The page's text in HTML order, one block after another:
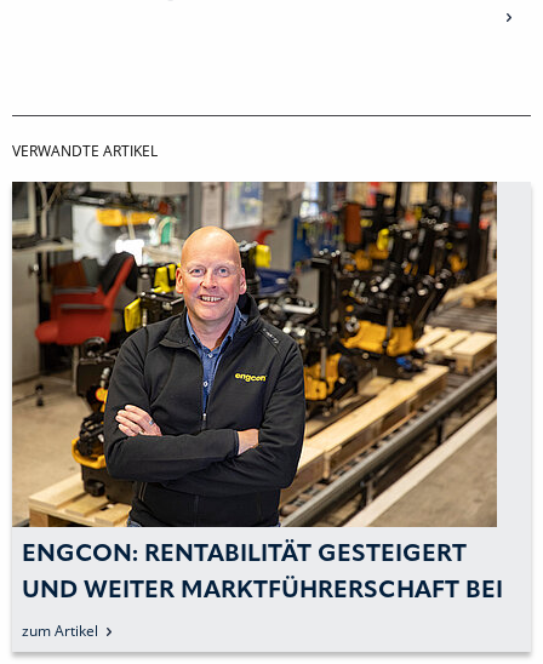
VERWANDTE ARTIKEL
ENGCON: RENTABILITÄT GESTEIGERT
UND WEITER MARKTFÜHRERSCHAFT BEI
TILTROTATOREN
zum Artikel